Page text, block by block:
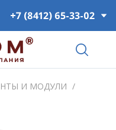
+7 (8412) 65-33-02
И МОДУЛИ /